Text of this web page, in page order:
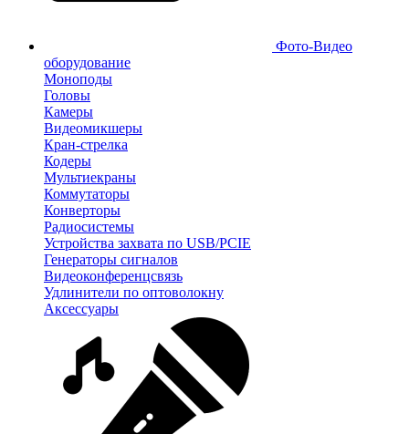
Фото-Видео
оборудование
Моноподы
Головы
Камеры
Видеомикшеры
Кран-стрелка
Кодеры
Мультиекраны
Коммутаторы
Конверторы
Радиосистемы
Устройства захвата по USB/PCIE
Генераторы сигналов
Видеоконференцсвязь
Удлинители по оптоволокну
Аксессуары